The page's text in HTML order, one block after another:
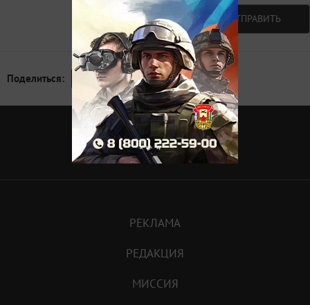
Авторизоваться ОТПРАВИТЬ
Поделиться:
Разумное Доброе Вечное
РЕКЛАМА
РЕДАКЦИЯ
МИССИЯ